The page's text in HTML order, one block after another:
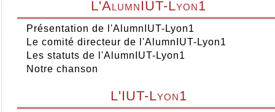
L'AlumnIUT-Lyon1
Présentation de l'AlumnIUT-Lyon1
Le comité directeur de l'AlumnIUT-Lyon1
Les statuts de l'AlumnIUT-Lyon1
Notre chanson
L'IUT-Lyon1